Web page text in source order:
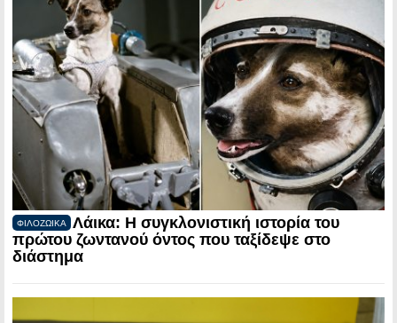
ΦΙΛΟΖΩΙΚΑ
Λάικα: Η συγκλονιστική ιστορία του
πρώτου ζωντανού όντος που ταξίδεψε στο
διάστημα